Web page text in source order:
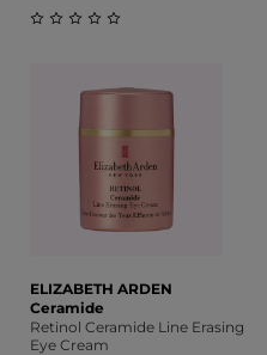
ELIZABETH ARDEN
Ceramide
Retinol Ceramide Line Erasing
Eye Cream